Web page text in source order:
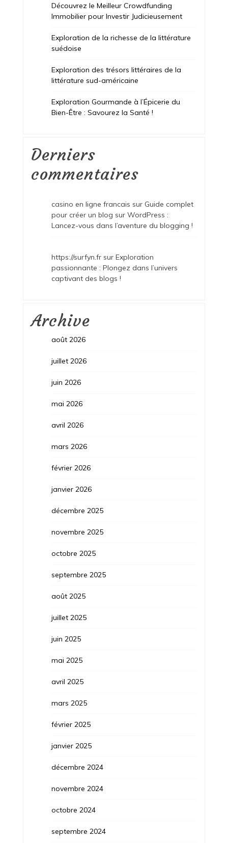
Découvrez le Meilleur Crowdfunding
Immobilier pour Investir Judicieusement
Exploration de la richesse de la littérature
suédoise
Exploration des trésors littéraires de la
littérature sud-américaine
Exploration Gourmande à l’Épicerie du
Bien-Être : Savourez la Santé !
Derniers
commentaires
casino en ligne francais sur Guide complet
pour créer un blog sur WordPress :
Lancez-vous dans l’aventure du blogging !
https://surfyn.frsur Exploration
passionnante : Plongez dans l’univers
captivant des blogs !
Archive
août 2026
juillet 2026
juin 2026
mai 2026
avril 2026
mars 2026
février 2026
janvier 2026
décembre 2025
novembre 2025
octobre 2025
septembre 2025
août 2025
juillet 2025
juin 2025
mai 2025
avril 2025
mars 2025
février 2025
janvier 2025
décembre 2024
novembre 2024
octobre 2024
septembre 2024